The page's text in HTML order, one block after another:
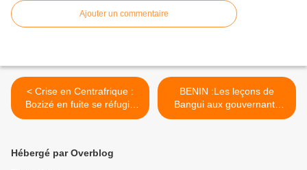
Ajouter un commentaire
< Crise en Centrafrique :
Bozizé en fuite se réfugie
en Afrique du Sud
BENIN :Les leçons de
Bangui aux gouvernants
béninois >
Hébergé par Overblog